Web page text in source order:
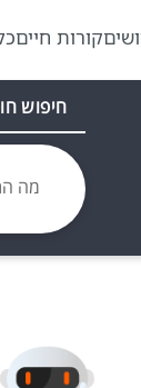
קורות חיים
חיפוש
מה